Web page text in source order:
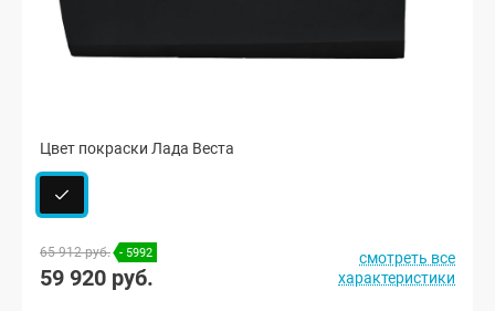
Цвет покраски Лада Веста
65 912 руб. - 5992
59 920 руб.
смотреть все
характеристики